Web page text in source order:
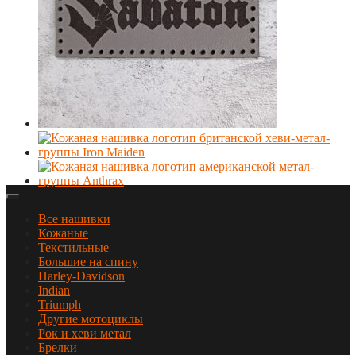
Все нашивки
Кожаные
Текстильные
Большие на спину
Harley-Davidson
Indian
Triumph
Другие мотоциклы
Рок и хеви метал
Брелки